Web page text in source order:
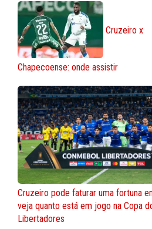
Cruzeiro x
Chapecoense: onde assistir
Cruzeiro pode faturar uma fortuna
veja quanto está em jogo na Copa
Libertadores